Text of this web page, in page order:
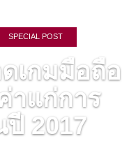
SPECIAL POST
เกมมือถือ
าแก่การ
2017